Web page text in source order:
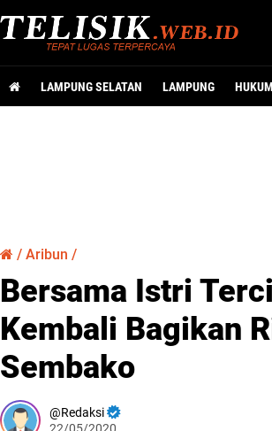
LAMPUNG SELATAN LAMPUNG HUKUM
/ Aribun /
Bersama Istri
Kembali Bagikan
Sembako
Redaksi